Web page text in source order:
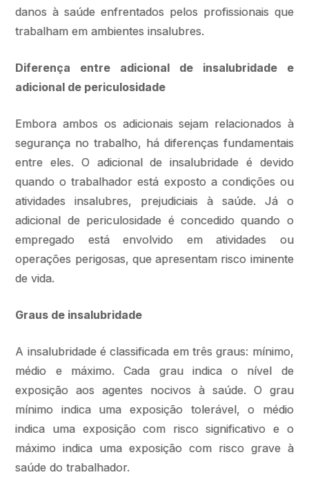
danos à saúde enfrentados pelos profissionais que
trabalham em ambientes insalubres.
Diferença entre adicional de insalubridade e
adicional de periculosidade
Embora ambos os adicionais sejam relacionados à
segurança no trabalho, há diferenças fundamentais
entre eles. O adicional de insalubridade é devido
quando o trabalhador está exposto a condições ou
atividades insalubres, prejudiciais à saúde. Já o
adicional de periculosidade é concedido quando o
empregado está envolvido em atividades ou
operações perigosas, que apresentam risco iminente
de vida.
Graus de insalubridade
A insalubridade é classificada em três graus: mínimo,
médio e máximo. Cada grau indica o nível de
exposição aos agentes nocivos à saúde. O grau
mínimo indica uma exposição tolerável, o médio
indica uma exposição com risco significativo e o
máximo indica uma exposição com risco grave à
saúde do trabalhador.